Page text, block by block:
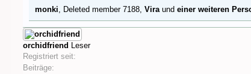
monki, Deleted member 7188,Viraundeiner weiteren
orchidfriend Leser
Registriert seit:
Beiträge: